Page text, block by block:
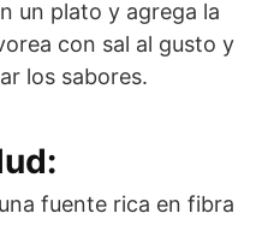
un plato y agrega la
con sal al gusto y
los sabores.
fuente rica en fibra